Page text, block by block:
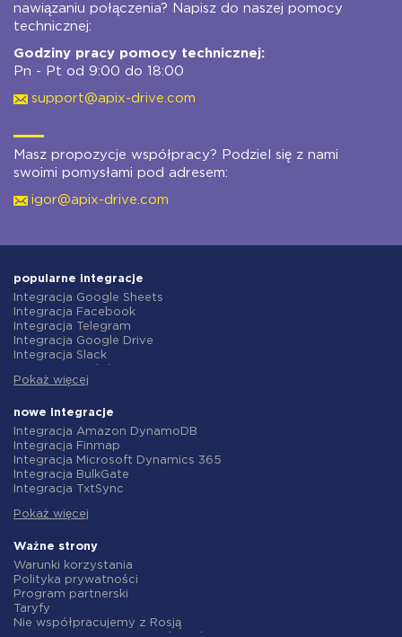
nawiązaniu połączenia? Napisz do naszej pomocy
technicznej:
Godziny pracy pomocy technicznej:
Pn - Pt od 9:00 do 18:00
support@apix-drive.com
Masz propozycje współpracy? Podziel się z nami
swoimi pomysłami pod adresem:
igor@apix-drive.com
popularne integracje
Integracja Google Sheets
Integracja Facebook
Integracja Telegram
Integracja Google Drive
Integracja Slack
Integracja Gmail
Integracja ClickUp
Integracja Airtable
Integracja Google Contacts
Integracja OpenAI (ChatGPT)
Integracja Instagram
Integracja ActiveCampaign
Integracja Salesforce CRM
Integracja Notion
Integracja AWeber
Integracja Asana
Integracja ZOHO CRM
Integracja Webhooks
Integracja GetResponse
Pokaż więcej
nowe integracje
Integracja Amazon DynamoDB
Integracja Finmap
Integracja Microsoft Dynamics 365
Integracja BulkGate
Integracja TxtSync
Integracja Corezoid
Integracja Instasent
Integracja AtomPark
Integracja TXTImpact
Integracja Campaign Monitor
Integracja CM.com
Integracja D7 Networks
Pokaż więcej
Ważne strony
Warunki korzystania
Polityka prywatności
Program partnerski
Taryfy
Nie współpracujemy z Rosją